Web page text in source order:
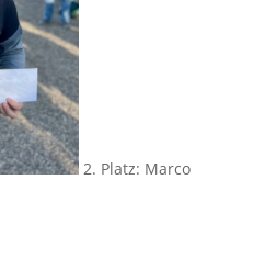
2. Platz: Marco